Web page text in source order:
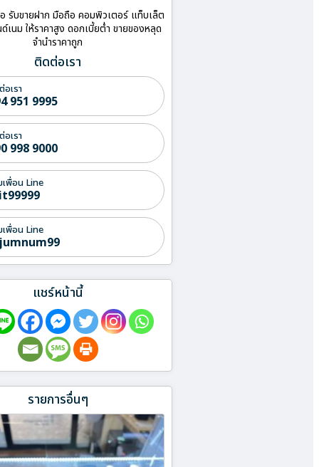
รับขายฝาก มือถือ คอมพิวเตอร์ แท็บเล็ต
เนม ให้ราคาสูง ดอกเบี้ยต่ำ ขายของหลุด
จำนำราคาถูก
ติดต่อเรา
อเรา
951 9995
อเรา
998 9000
เพื่อน Line
เพื่อน Line
แชร์หน้านี้
รายการอื่นๆ